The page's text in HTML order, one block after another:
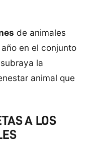
de animales
en el conjunto
la
animal que
A LOS